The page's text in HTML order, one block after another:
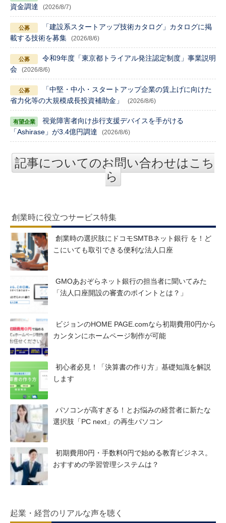
資金調達
(2026/8/7)
「建設系スタートアップ技術カタログ」カタログに掲
載する技術を募集
(2026/8/6)
令和9年度「東京都トライアル発注認定制度」事業説明
会
(2026/8/6)
「中堅・中小・スタートアップ企業の賃上げに向けた
省力化等の大規模成長投資補助金」
(2026/8/6)
視覚障害者向け歩行支援デバイスを手がける
「Ashirase」が3.4億円調達
(2026/8/6)
記事についてのお問い合わせはこち
ら
創業時に役立つサービス特集
創業時の選択肢にドコモSMTBネット銀行 を！ど
こにいても取引できる便利な法人口座
GMOあおぞらネット銀行の担当者に聞いてみた
「法人口座開設の審査のポイントとは？」
ビジョンのHOME PAGE.comなら初期費用0円から
カンタンにホームページ制作が可能
初心者必見！「決算書の作り方」基礎知識を解説
します
パソコンが高すぎる！とお悩みの経営者に新たな
選択肢「PC next」の再生パソコン
初期費用0円・手数料0円で始める教育ビジネス。
おすすめの学習管理システムは？
起業・経営のリアルな声を聴く